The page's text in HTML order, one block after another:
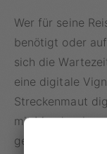
Wer für seine
benötigt oder
sich die
eine digitale
Streckenmaut
mit Mondpreisen
gehen.